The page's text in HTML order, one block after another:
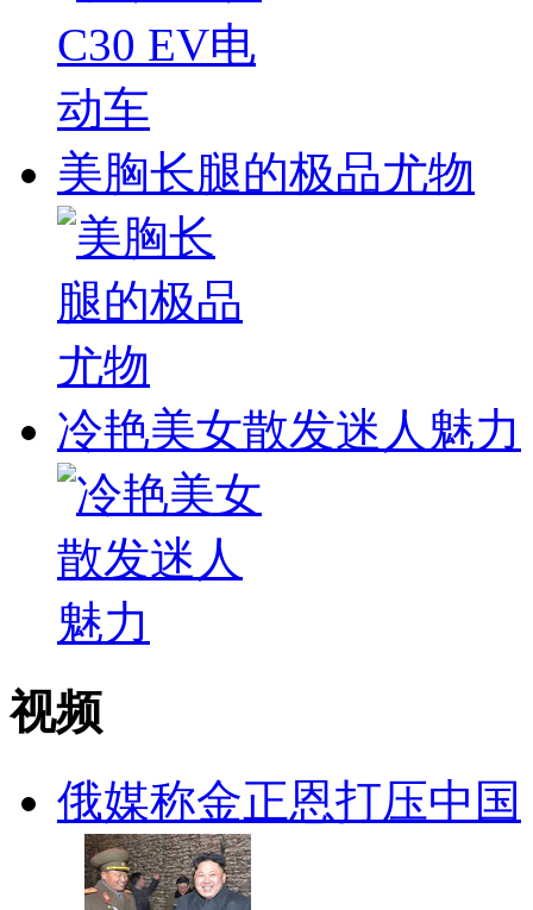
美胸长腿的极品尤物
冷艳美女散发迷人魅力
视频
俄媒称金正恩打压中国